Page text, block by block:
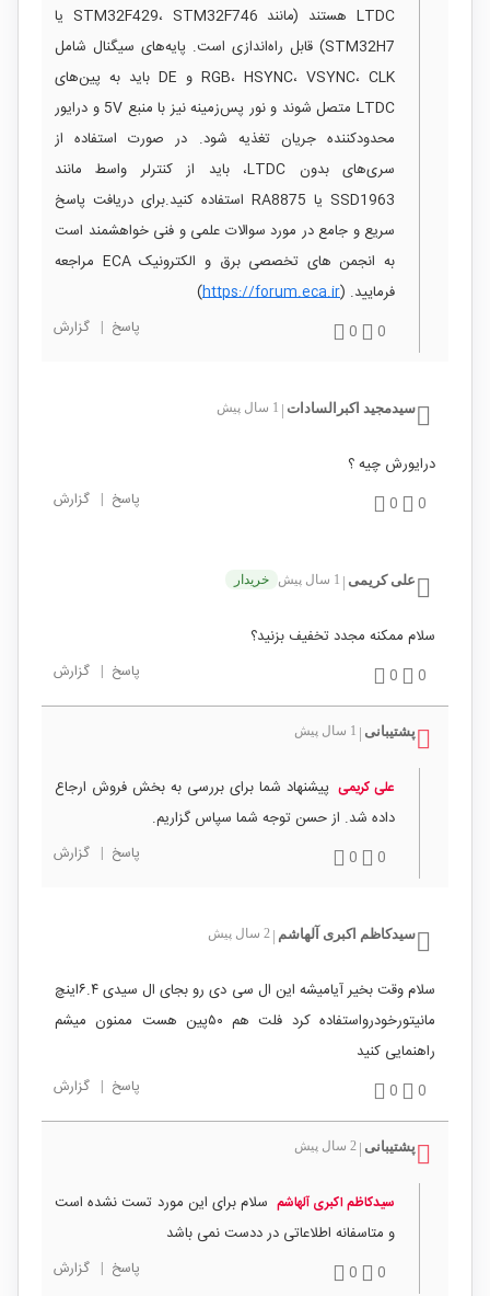
LTDC هستند (مانند STM32F429، STM32F746 یا
STM32H7) قابل راه‌اندازی است. پایه‌های سیگنال شامل
RGB، HSYNC، VSYNC، CLK و DE باید به پین‌های
LTDC متصل شوند و نور پس‌زمینه نیز با منبع 5V و درایور
محدودکننده جریان تغذیه شود. در صورت استفاده از
سری‌های بدون LTDC، باید از کنترلر واسط مانند
SSD1963 یا RA8875 استفاده کنید.برای دریافت پاسخ
سریع و جامع در مورد سوالات علمی و فنی خواهشمند است
به انجمن های تخصصی برق و الکترونیک ECA مراجعه
فرمایید. (https://forum.eca.ir
)
0
0 پاسخ | گزارش
سیدمجید اکبرالسادات 1 سال پیش
درایورش چیه ؟
0
0 پاسخ | گزارش
علی کریمی 1 سال پیش خریدار
سلام ممکنه مجدد تخفیف بزنید؟
0
0 پاسخ | گزارش
پشتیبانی 1 سال پیش
علی کریمی پیشنهاد شما برای بررسی به بخش فروش ارجاع
داده شد. از حسن توجه شما سپاس گزاریم.
0
0 پاسخ | گزارش
سیدکاظم اکبری آلهاشم 2 سال پیش
سلام وقت بخیر آیامیشه این ال سی دی رو بجای ال سیدی ۶.۴اینچ
مانیتورخودرواستفاده کرد فلت هم ۵۰پین هست ممنون میشم
راهنمایی کنید
0
0 پاسخ | گزارش
پشتیبانی 2 سال پیش
سیدکاظم اکبری آلهاشم سلام برای این مورد تست نشده است
و متاسفانه اطلاعاتی در ددست نمی باشد
0
0 پاسخ | گزارش